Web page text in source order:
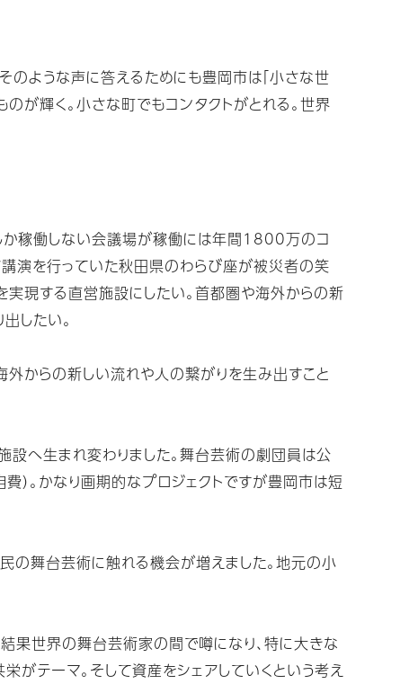
のような声に答えるためにも豊岡市は「小さな世
が輝く。小さな町でもコンタクトがとれる。世界
か稼働しない会議場が稼働には年間1800万のコ
講演を行っていた秋田県のわらび座が被災者の笑
実現する直営施設にしたい。首都圏や海外からの新
したい。
からの新しい流れや人の繋がりを生み出すこと
設へ生まれ変わりました。舞台芸術の劇団員は公
）。かなり画期的なプロジェクトですが豊岡市は短
の舞台芸術に触れる機会が増えました。地元の小
世界の舞台芸術家の間で噂になり、特に大きな
がテーマ。そして資産をシェアしていくという考え